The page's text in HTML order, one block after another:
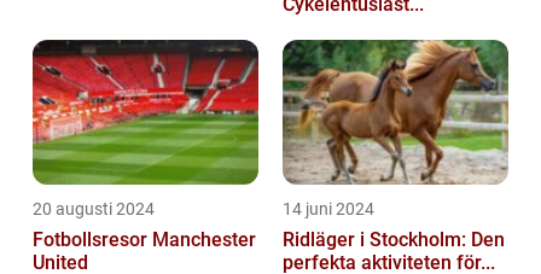
20 augusti 2024
Fotbollsresor Manchester
United
14 juni 2024
Ridläger i Stockholm: Den
perfekta aktiviteten för...